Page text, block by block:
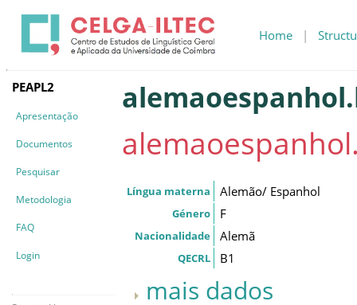
Home |
PEAPL2
Apresentação
Documentos
Pesquisar
Metodologia
FAQ
Login
Língua materna Alemão/ Espanhol
Género F
Nacionalidade Alemã
QECRL B1
mais dados